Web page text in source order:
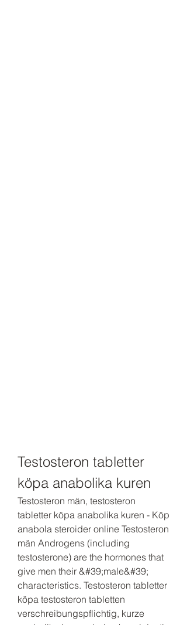
Testosteron tabletter
köpa anabolika kuren
Testosteron män, testosteron
tabletter köpa anabolika kuren - Köp
anabola steroider online Testosteron
män Androgens (including
testosterone) are the hormones that
give men their &#39;male&#39;
characteristics. Testosteron tabletter
köpa testosteron tabletten
verschreibungspflichtig, kurze